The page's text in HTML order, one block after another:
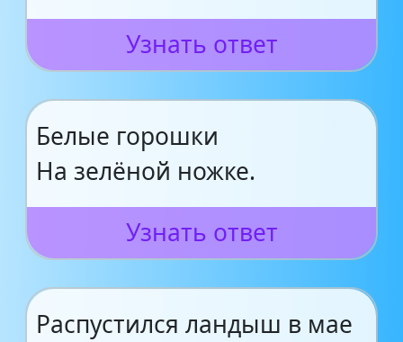
Узнать ответ
Белые горошки
На зелёной ножке.
Узнать ответ
Распустился ландыш в мае